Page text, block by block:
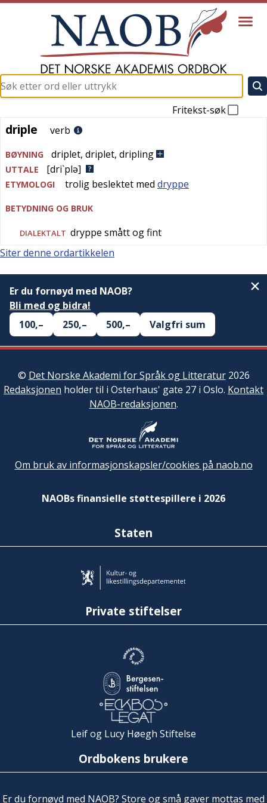
Fritekst-søk
driple
driple verb
BØYNING driplet, driplet, dripling
UTTALE [dri`plə]
ETYMOLOGI trolig beslektet med dryppe
BETYDNING OG BRUK
DIALEKTALT dryppe smått og fint
Siter denne ordartikkelen
Er du fornøyd med NAOB?
Bli med og bidra!
100,–
250,– 500,– Valgfri sum
© Det Norske Akademi for Språk og Litteratur2026
Redaksjonen holder til i Osterhaus' gate 27 i Oslo. Kontakt
NAOB-redaksjonen.
Om bruk av informasjonskapsler/cookies på naob.no
NAOBs finansielle støttespillere i 2026
Staten
Private stiftelser
Leif og Lucy Høegh Stiftelse
Ordbokens brukere
Er du fornøyd med NAOB? Store og små gaver mottas med